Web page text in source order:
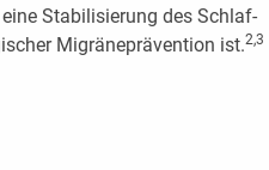
Stabilisierung des Schlaf-
Migräneprävention ist.2,3